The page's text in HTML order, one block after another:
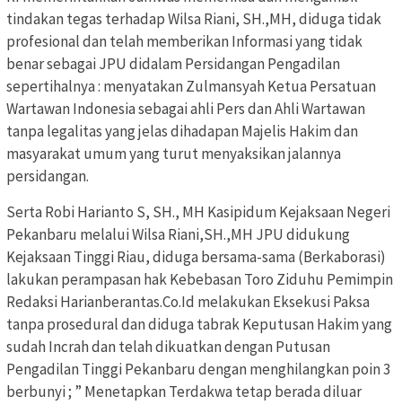
tindakan tegas terhadap Wilsa Riani, SH.,MH, diduga tidak
profesional dan telah memberikan Informasi yang tidak
benar sebagai JPU didalam Persidangan Pengadilan
sepertihalnya : menyatakan Zulmansyah Ketua Persatuan
Wartawan Indonesia sebagai ahli Pers dan Ahli Wartawan
tanpa legalitas yang jelas dihadapan Majelis Hakim dan
masyarakat umum yang turut menyaksikan jalannya
persidangan.
Serta Robi Harianto S, SH., MH Kasipidum Kejaksaan Negeri
Pekanbaru melalui Wilsa Riani,SH.,MH JPU didukung
Kejaksaan Tinggi Riau, diduga bersama-sama (Berkaborasi)
lakukan perampasan hak Kebebasan Toro Ziduhu Pemimpin
Redaksi Harianberantas.Co.Id melakukan Eksekusi Paksa
tanpa prosedural dan diduga tabrak Keputusan Hakim yang
sudah Incrah dan telah dikuatkan dengan Putusan
Pengadilan Tinggi Pekanbaru dengan menghilangkan poin 3
berbunyi ; ” Menetapkan Terdakwa tetap berada diluar